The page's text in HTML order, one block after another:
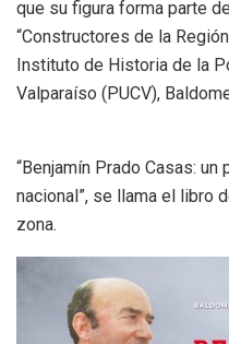
que su figura forma parte
“Constructores de la
Instituto de Historia de la
Valparaíso (PUCV),
“Benjamín Prado Casas:
nacional”, se llama el libro
zona.